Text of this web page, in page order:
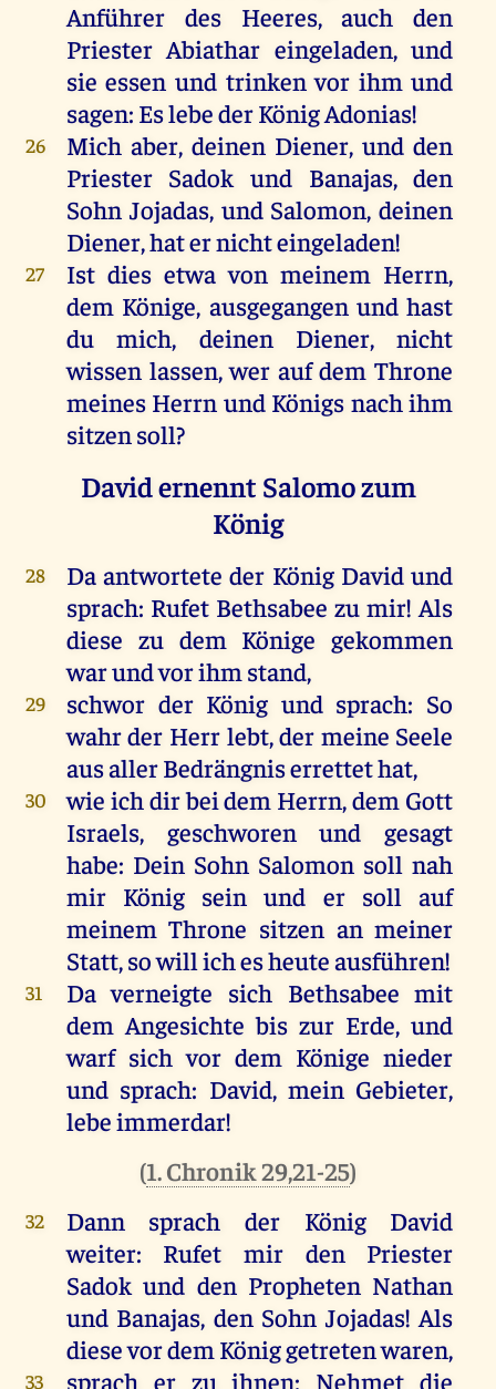
Anführer des Heeres, auch den
Priester Abiathar eingeladen, und
sie essen und trinken vor ihm und
sagen: Es lebe der König Adonias!
26
Mich aber, deinen Diener, und den
Priester Sadok und Banajas, den
Sohn Jojadas, und Salomon, deinen
Diener, hat er nicht eingeladen!
27
Ist dies etwa von meinem Herrn,
dem Könige, ausgegangen und hast
du mich, deinen Diener, nicht
wissen lassen, wer auf dem Throne
meines Herrn und Königs nach ihm
sitzen soll?
David ernennt Salomo zum
König
28
Da antwortete der König David und
sprach: Rufet Bethsabee zu mir! Als
diese zu dem Könige gekommen
war und vor ihm stand,
29
schwor der König und sprach: So
wahr der Herr lebt, der meine Seele
aus aller Bedrängnis errettet hat,
30
wie ich dir bei dem Herrn, dem Gott
Israels, geschworen und gesagt
habe: Dein Sohn Salomon soll nah
mir König sein und er soll auf
meinem Throne sitzen an meiner
Statt, so will ich es heute ausführen!
31
Da verneigte sich Bethsabee mit
dem Angesichte bis zur Erde, und
warf sich vor dem Könige nieder
und sprach: David, mein Gebieter,
lebe immerdar!
(1. Chronik 29,21-25)
32
Dann sprach der König David
weiter: Rufet mir den Priester
Sadok und den Propheten Nathan
und Banajas, den Sohn Jojadas! Als
diese vor dem König getreten waren,
33 sprach er zu ihnen: Nehmet die